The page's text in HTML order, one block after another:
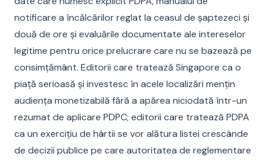
notificare a încălcărilor reglat la ceasul de șaptezeci și
două de ore și evaluările documentate ale intereselor
legitime pentru orice prelucrare care nu se bazează pe
consimțământ. Editorii care tratează Singapore ca o
piață serioasă și investesc în acele localizări mențin
audiența monetizabilă fără a apărea niciodată într-un
rezumat de aplicare PDPC; editorii care tratează PDPA
ca un exercițiu de hârtii se vor alătura listei crescânde
de decizii publice pe care autoritatea de reglementare